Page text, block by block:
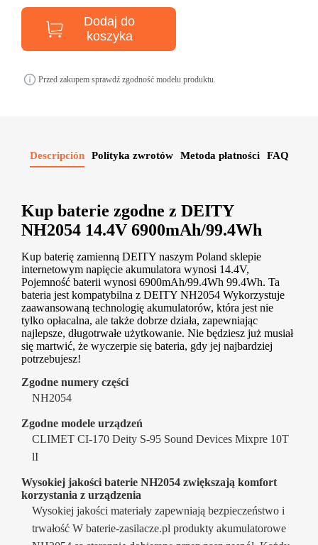
Dodaj do
koszyka
Przed zakupem sprawdź zgodność modelu produktu.
Descripción Polityka zwrotów Metoda płatności FAQ
Kup baterie zgodne z DEITY
NH2054 14.4V 6900mAh/99.4Wh
Kup baterię zamienną DEITY naszym Poland sklepie
internetowym napięcie akumulatora wynosi 14.4V,
Pojemność baterii wynosi 6900mAh/99.4Wh 99.4Wh. Ta
bateria jest kompatybilna z DEITY NH2054 Wykorzystuje
zaawansowaną technologię akumulatorów, która jest nie
tylko opłacalna, ale także dobrze działa, zapewniając
najlepsze, długotrwałe użytkowanie. Nie będziesz już musiał
się martwić, że wyczerpie się bateria, gdy jej najbardziej
potrzebujesz!
Zgodne numery części
NH2054
Zgodne modele urządzeń
CLIMET CI-170 Deity S-95 Sound Devices Mixpre 10T
lI
Wysokiej jakości baterie NH2054 zwiększają komfort
korzystania z urządzenia
Wysokiej jakości materiały zapewniają bezpieczeństwo i
trwałość W baterie-zasilacze.pl produkty akumulatorowe